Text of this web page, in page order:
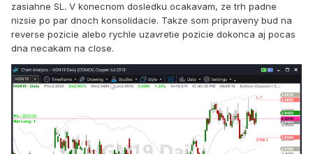
zasiahne SL. V konecnom dosledku ocakavam, ze trh padne
nizsie po par dnoch konsolidacie. Takze som pripraveny bud na
reverse pozicie alebo rychle uzavretie pozicie dokonca aj pocas
dna necakam na close.